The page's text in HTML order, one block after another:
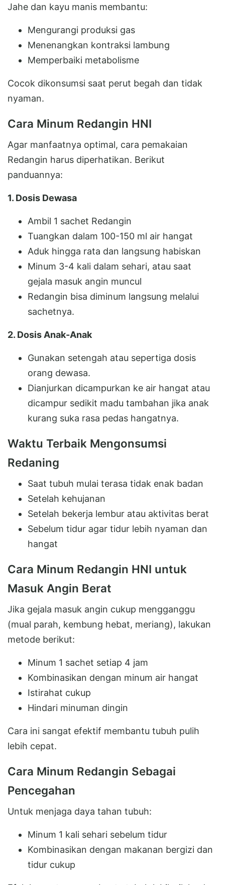
Jahe dan kayu manis membantu:
Mengurangi produksi gas
Menenangkan kontraksi lambung
Memperbaiki metabolisme
Cocok dikonsumsi saat perut begah dan tidak
nyaman.
Cara Minum Redangin HNI
Agar manfaatnya optimal, cara pemakaian
Redangin harus diperhatikan. Berikut
panduannya:
1. Dosis Dewasa
Ambil 1 sachet Redangin
Tuangkan dalam 100-150 ml air hangat
Aduk hingga rata dan langsung habiskan
Minum 3-4 kali dalam sehari, atau saat
gejala masuk angin muncul
Redangin bisa diminum langsung melalui
sachetnya.
2. Dosis Anak-Anak
Gunakan setengah atau sepertiga dosis
orang dewasa.
Dianjurkan dicampurkan ke air hangat atau
dicampur sedikit madu tambahan jika anak
kurang suka rasa pedas hangatnya.
Waktu Terbaik Mengonsumsi
Redaning
Saat tubuh mulai terasa tidak enak badan
Setelah kehujanan
Setelah bekerja lembur atau aktivitas berat
Sebelum tidur agar tidur lebih nyaman dan
hangat
Cara Minum Redangin HNI untuk
Masuk Angin Berat
Jika gejala masuk angin cukup mengganggu
(mual parah, kembung hebat, meriang), lakukan
metode berikut:
Minum 1 sachet setiap 4 jam
Kombinasikan dengan minum air hangat
Istirahat cukup
Hindari minuman dingin
Cara ini sangat efektif membantu tubuh pulih
lebih cepat.
Cara Minum Redangin Sebagai
Pencegahan
Untuk menjaga daya tahan tubuh:
Minum 1 kali sehari sebelum tidur
Kombinasikan dengan makanan bergizi dan
tidur cukup